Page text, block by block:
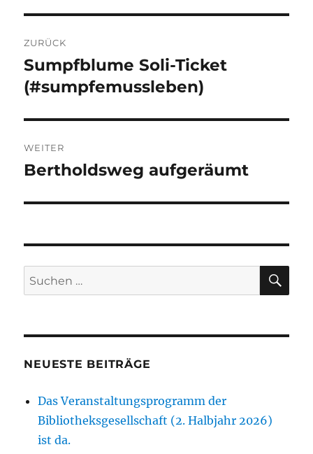
ZURÜCK
Vorheriger
Beitrag:
Sumpfblume Soli-Ticket
(#sumpfemussleben)
WEITER
Nächster
Bertholdsweg aufgeräumt
Suchen
nach:
NEUESTE BEITRÄGE
Das Veranstaltungsprogramm der
Bibliotheksgesellschaft (2. Halbjahr 2026)
ist da.